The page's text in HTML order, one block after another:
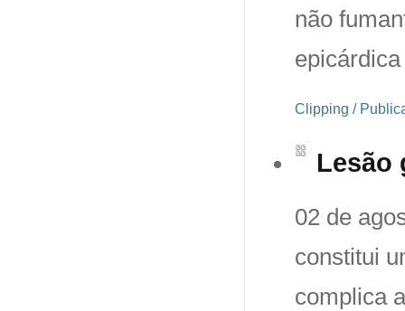
não
Clipping /
Lesão
02 de
constitui
complica